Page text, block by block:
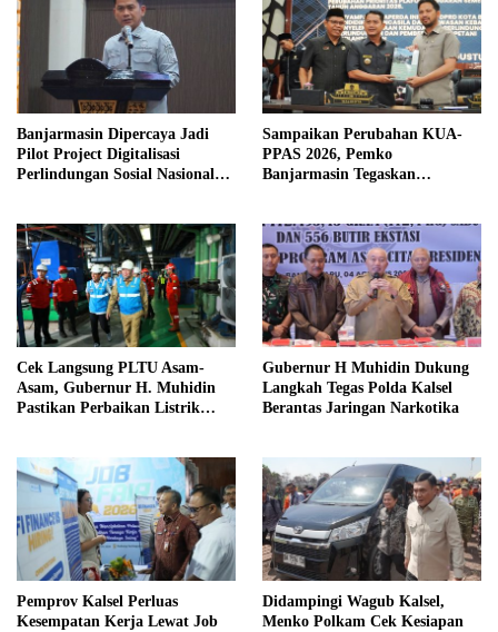
Banjarmasin Dipercaya Jadi
Pilot Project Digitalisasi
Perlindungan Sosial Nasional
Sampaikan Perubahan KUA-
PPAS 2026, Pemko
Banjarmasin Tegaskan
Cek Langsung PLTU Asam-
Asam, Gubernur H. Muhidin
Pastikan Perbaikan Listrik
Gubernur H Muhidin Dukung
Langkah Tegas Polda Kalsel
Berantas Jaringan Narkotika
Pemprov Kalsel Perluas
Kesempatan Kerja Lewat Job
Didampingi Wagub Kalsel,
Menko Polkam Cek Kesiapan